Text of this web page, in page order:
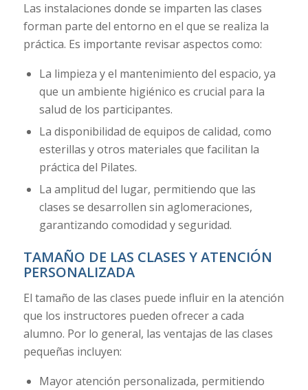
Las instalaciones donde se imparten las clases
forman parte del entorno en el que se realiza la
práctica. Es importante revisar aspectos como:
La limpieza y el mantenimiento del espacio, ya
que un ambiente higiénico es crucial para la
salud de los participantes.
La disponibilidad de equipos de calidad, como
esterillas y otros materiales que facilitan la
práctica del Pilates.
La amplitud del lugar, permitiendo que las
clases se desarrollen sin aglomeraciones,
garantizando comodidad y seguridad.
TAMAÑO DE LAS CLASES Y ATENCIÓN
PERSONALIZADA
El tamaño de las clases puede influir en la atención
que los instructores pueden ofrecer a cada
alumno. Por lo general, las ventajas de las clases
pequeñas incluyen:
Mayor atención personalizada, permitiendo